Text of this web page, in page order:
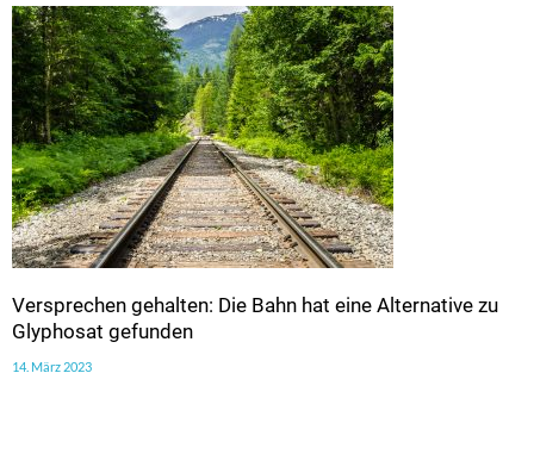
Versprechen gehalten: Die Bahn hat eine Alternative zu
Glyphosat gefunden
14. März 2023